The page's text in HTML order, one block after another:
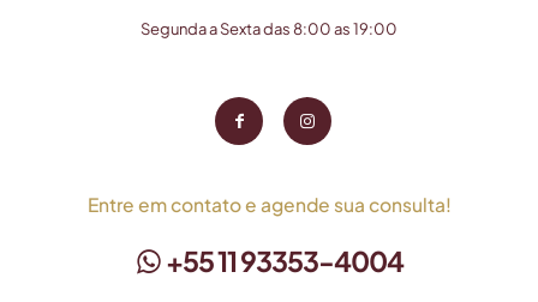
Segunda a Sexta das 8:00 as 19:00
Entre em contato e agende sua consulta!
+55 11 93353-4004